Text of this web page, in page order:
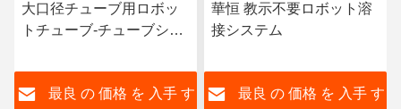
大口径チューブ用ロボッ
トチューブ-チューブシー
最良 の 価格 を 入手 す
華恒 教示不要ロボット溶
接システム
最良 の 価格 を 入手 す